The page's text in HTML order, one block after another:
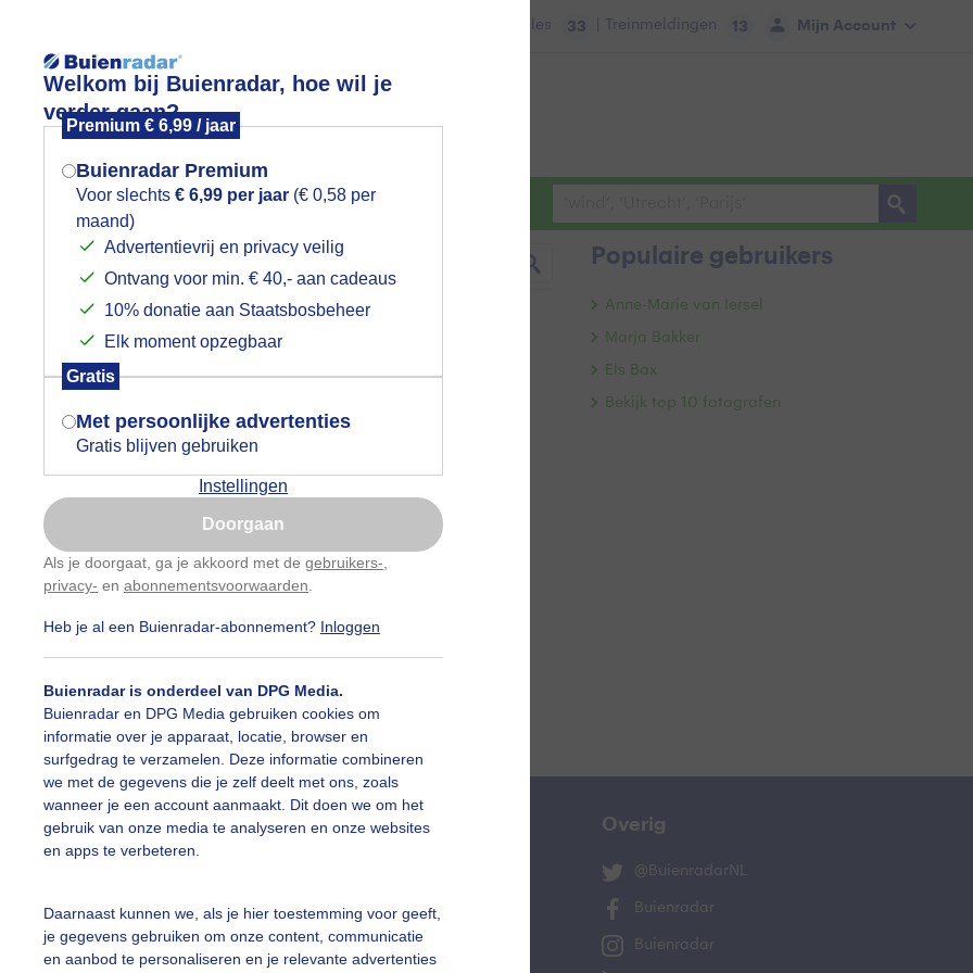
Welkom bij Buienradar, hoe wil je
verder gaan?
Premium € 6,99 / jaar
Buienradar Premium
Voor slechts € 6,99 per jaar (€ 0,58 per
maand)
Advertentievrij en privacy veilig
Ontvang voor min. € 40,- aan cadeaus
10% donatie aan Staatsbosbeheer
Elk moment opzegbaar
Gratis
Met persoonlijke advertenties
Gratis blijven gebruiken
Instellingen
Doorgaan
Als je doorgaat, ga je akkoord met de gebruikers-
privacy- en abonnementsvoorwaarden
Heb je al een Buienradar-abonnement? Inloggen
Buienradar is onderdeel van DPG Media.
Buienradar en DPG Media gebruiken cookies om
informatie over je apparaat, locatie, browser en
surfgedrag te verzamelen. Deze informatie combineren
we met de gegevens die je zelf deelt met ons, zoals
wanneer je een account aanmaakt. Dit doen we om het
gebruik van onze media te analyseren en onze websites
en apps te verbeteren.
Daarnaast kunnen we, als je hier toestemming voor geeft,
je gegevens gebruiken om onze content, communicatie
en aanbod te personaliseren en je relevante advertenties
Mijn Account
Files 33 | Treinmeldingen 13
Foto en video Weerzine
slideshow
Een moment geduld aub...
##terras #bewolking
#duinen #fietser #fietsers
#hittegolf #kinderen #kiters #kurkdroog
#maan #mist
#opklaringen #paraplu
#strakblauwe_lucht #strakblauwelucht
alle categorieën
Populaire gebruikers
Anne-Marie van Iersel
Marja Bakker
Els Bax
Bekijk top 10 fotografen
vragen
Mijn weer Overig
@BuienradarNL
Buienradar
Buienradar
Mogen we je locatie gebruiken voor
het weer?
Indien je hier nog geen akkoord op hebt
gegeven, verschijnt er zo een pop-up uit
je browser waarin deze toestemming
gevraagd wordt.
Is goed, toon de popup
Nu niet, misschien later
Gebruik je Safari en wil je niet elke dag deze pop-up
Klikhierom dit aan te passen